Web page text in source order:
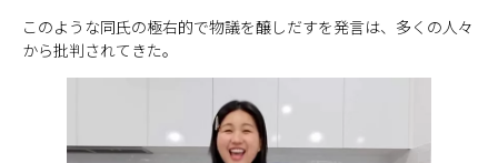
このような同氏の極右的で物議を醸しだすを発言は、多くの人々
から批判されてきた。